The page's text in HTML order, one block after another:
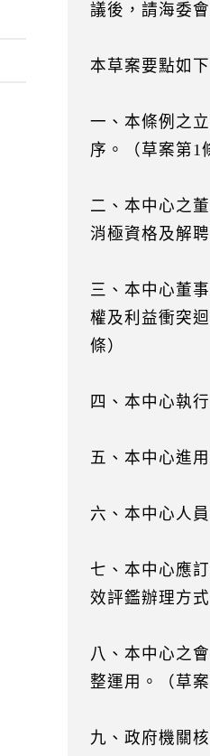
議後，請海委
本草案要點如下
一、本條例之
序。（草案第1
二、本中心之
消極資格及解
三、本中心董
權及利益衝突
條）
四、本中心執
五、本中心進
六、本中心人
七、本中心應
效評鑑辦理方
八、本中心之
整運用。（草
九、政府機關